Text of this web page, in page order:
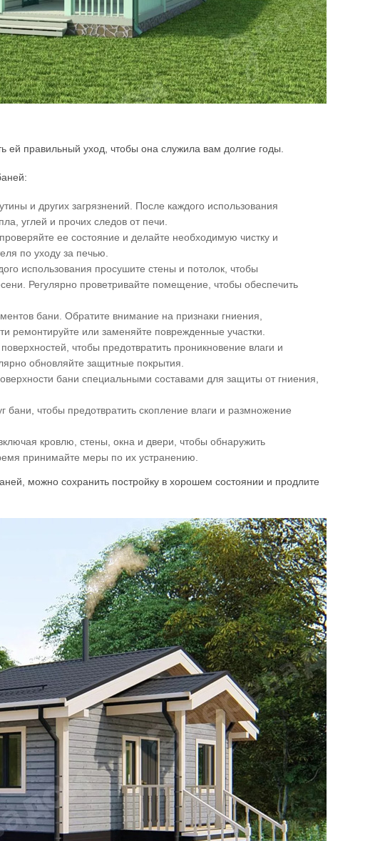
ей правильный уход, чтобы она служила вам долгие годы.
и других загрязнений. После каждого использования
углей и прочих следов от печи.
ее состояние и делайте необходимую чистку и
по уходу за печью.
использования просушите стены и потолок, чтобы
Регулярно проветривайте помещение, чтобы обеспечить
бани. Обратите внимание на признаки гниения,
или заменяйте поврежденные участки.
чтобы предотвратить проникновение влаги и
обновляйте защитные покрытия.
бани специальными составами для защиты от гниения,
бани, чтобы предотвратить скопление влаги и размножение
кровлю, стены, окна и двери, чтобы обнаружить
принимайте меры по их устранению.
можно сохранить постройку в хорошем состоянии и продлите